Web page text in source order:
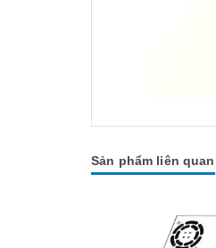
Sản phẩm liên quan